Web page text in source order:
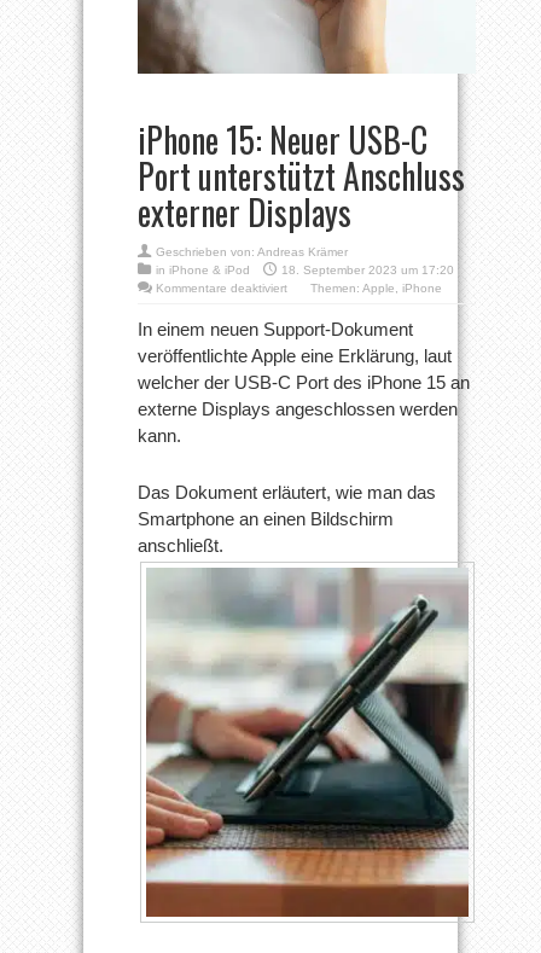
iPhone 15: Neuer USB-C
Port unterstützt Anschluss
externer Displays
Geschrieben von: Andreas Krämer
in iPhone & iPod
18. September 2023 um 17:20
Kommentare deaktiviertfür
Neuer
USB-
Port
unterstützt
Anschluss
Themen: Apple iPhone
In einem neuen Support-Dokument
veröffentlichte Apple eine Erklärung, laut
welcher der USB-C Port des iPhone 15 an
externe Displays angeschlossen werden
kann.
Das Dokument erläutert, wie man das
Smartphone an einen Bildschirm
anschließt.